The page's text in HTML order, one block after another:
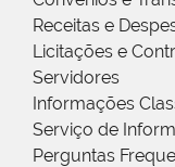
Receitas e
Licitações e
Servidores
Informações
Serviço de
Perguntas